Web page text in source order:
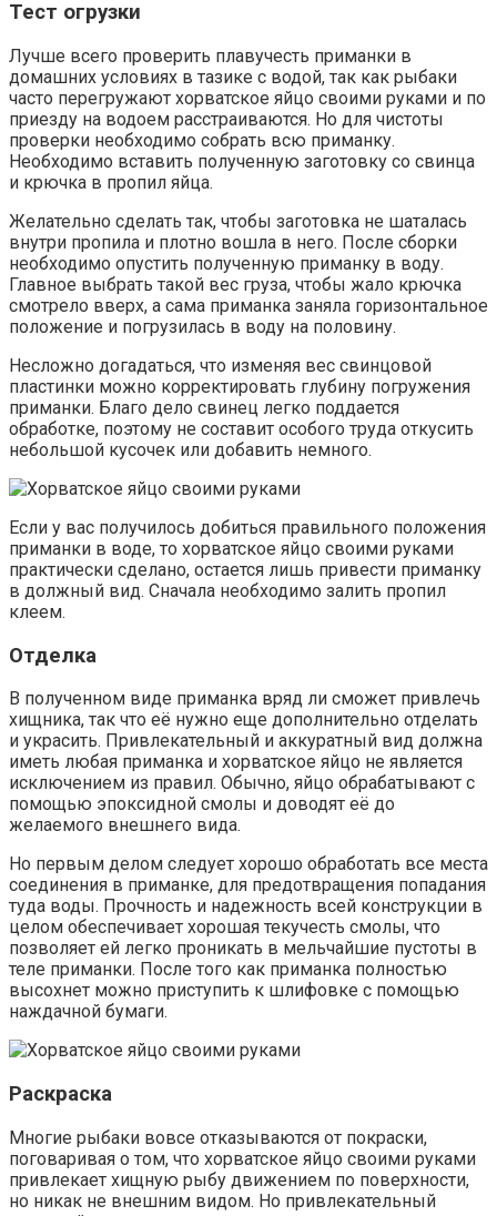
Тест огрузки
Лучше всего проверить плавучесть приманки в
домашних условиях в тазике с водой, так как рыбаки
часто перегружают хорватское яйцо своими руками и по
приезду на водоем расстраиваются. Но для чистоты
проверки необходимо собрать всю приманку.
Необходимо вставить полученную заготовку со свинца
и крючка в пропил яйца.
Желательно сделать так, чтобы заготовка не шаталась
внутри пропила и плотно вошла в него. После сборки
необходимо опустить полученную приманку в воду.
Главное выбрать такой вес груза, чтобы жало крючка
смотрело вверх, а сама приманка заняла горизонтальное
положение и погрузилась в воду на половину.
Несложно догадаться, что изменяя вес свинцовой
пластинки можно корректировать глубину погружения
приманки. Благо дело свинец легко поддается
обработке, поэтому не составит особого труда откусить
небольшой кусочек или добавить немного.
Если у вас получилось добиться правильного положения
приманки в воде, то хорватское яйцо своими руками
практически сделано, остается лишь привести приманку
в должный вид. Сначала необходимо залить пропил
клеем.
Отделка
В полученном виде приманка вряд ли сможет привлечь
хищника, так что её нужно еще дополнительно отделать
и украсить. Привлекательный и аккуратный вид должна
иметь любая приманка и хорватское яйцо не является
исключением из правил. Обычно, яйцо обрабатывают с
помощью эпоксидной смолы и доводят её до
желаемого внешнего вида.
Но первым делом следует хорошо обработать все места
соединения в приманке, для предотвращения попадания
туда воды. Прочность и надежность всей конструкции в
целом обеспечивает хорошая текучесть смолы, что
позволяет ей легко проникать в мельчайшие пустоты в
теле приманки. После того как приманка полностью
высохнет можно приступить к шлифовке с помощью
наждачной бумаги.
Раскраска
Многие рыбаки вовсе отказываются от покраски,
поговаривая о том, что хорватское яйцо своими руками
привлекает хищную рыбу движением по поверхности,
но никак не внешним видом. Но привлекательный